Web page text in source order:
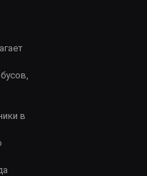
в